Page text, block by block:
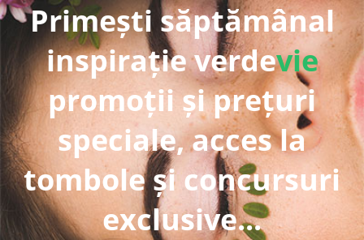
Primești săptămânal
inspirație verdevie
promoții și prețuri
speciale, acces la
tombole și concursuri
exclusive...